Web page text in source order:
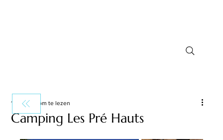
Camping Les Pré Hauts
1 minuten om te lezen